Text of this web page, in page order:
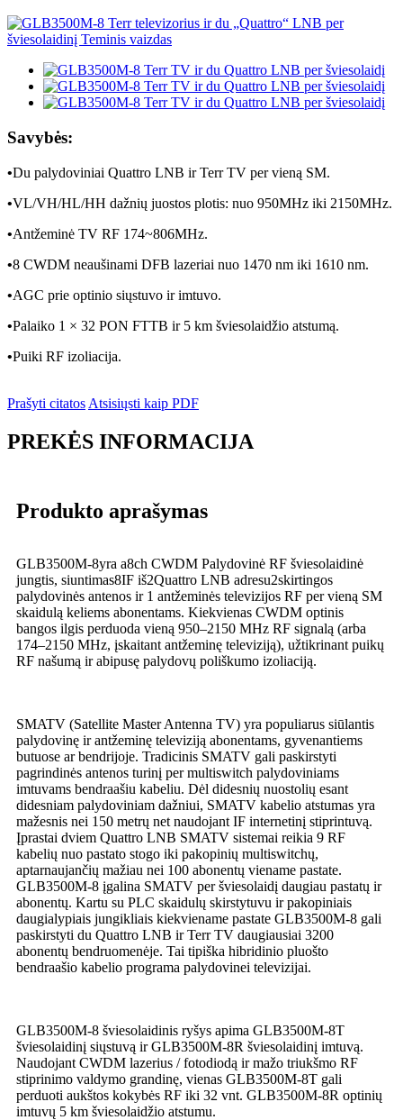
Savybės:
•Du palydoviniai Quattro LNB ir Terr TV per vieną SM.
•VL/VH/HL/HH dažnių juostos plotis: nuo 950MHz iki 2150MHz.
•Antžeminė TV RF 174~806MHz.
•8 CWDM neaušinami DFB lazeriai nuo 1470 nm iki 1610 nm.
•AGC prie optinio siųstuvo ir imtuvo.
•Palaiko 1 × 32 PON FTTB ir 5 km šviesolaidžio atstumą.
•Puiki RF izoliacija.
Prašyti citatos Atsisiųsti kaip PDF
PREKĖS INFORMACIJA
Produkto aprašymas
GLB3500M-8yra a8ch CWDM Palydovinė RF šviesolaidinė
jungtis, siuntimas8IF iš2Quattro LNB adresu2skirtingos
palydovinės antenos ir 1 antžeminės televizijos RF per vieną SM
skaidulą keliems abonentams. Kiekvienas CWDM optinis
bangos ilgis perduoda vieną 950–2150 MHz RF signalą (arba
174–2150 MHz, įskaitant antžeminę televiziją), užtikrinant puikų
RF našumą ir abipusę palydovų poliškumo izoliaciją.
SMATV (Satellite Master Antenna TV) yra populiarus siūlantis
palydovinę ir antžeminę televiziją abonentams, gyvenantiems
butuose ar bendrijoje. Tradicinis SMATV gali paskirstyti
pagrindinės antenos turinį per multiswitch palydoviniams
imtuvams bendraašiu kabeliu. Dėl didesnių nuostolių esant
didesniam palydoviniam dažniui, SMATV kabelio atstumas yra
mažesnis nei 150 metrų net naudojant IF internetinį stiprintuvą.
Įprastai dviem Quattro LNB SMATV sistemai reikia 9 RF
kabelių nuo pastato stogo iki pakopinių multiswitchų,
aptarnaujančių mažiau nei 100 abonentų viename pastate.
GLB3500M-8 įgalina SMATV per šviesolaidį daugiau pastatų ir
abonentų. Kartu su PLC skaidulų skirstytuvu ir pakopiniais
daugialypiais jungikliais kiekviename pastate GLB3500M-8 gali
paskirstyti du Quattro LNB ir Terr TV daugiausiai 3200
abonentų bendruomenėje. Tai tipiška hibridinio pluošto
bendraašio kabelio programa palydovinei televizijai.
GLB3500M-8 šviesolaidinis ryšys apima GLB3500M-8T
šviesolaidinį siųstuvą ir GLB3500M-8R šviesolaidinį imtuvą.
Naudojant CWDM lazerius / fotodiodą ir mažo triukšmo RF
stiprinimo valdymo grandinę, vienas GLB3500M-8T gali
perduoti aukštos kokybės RF iki 32 vnt. GLB3500M-8R optinių
imtuvų 5 km šviesolaidžio atstumu.